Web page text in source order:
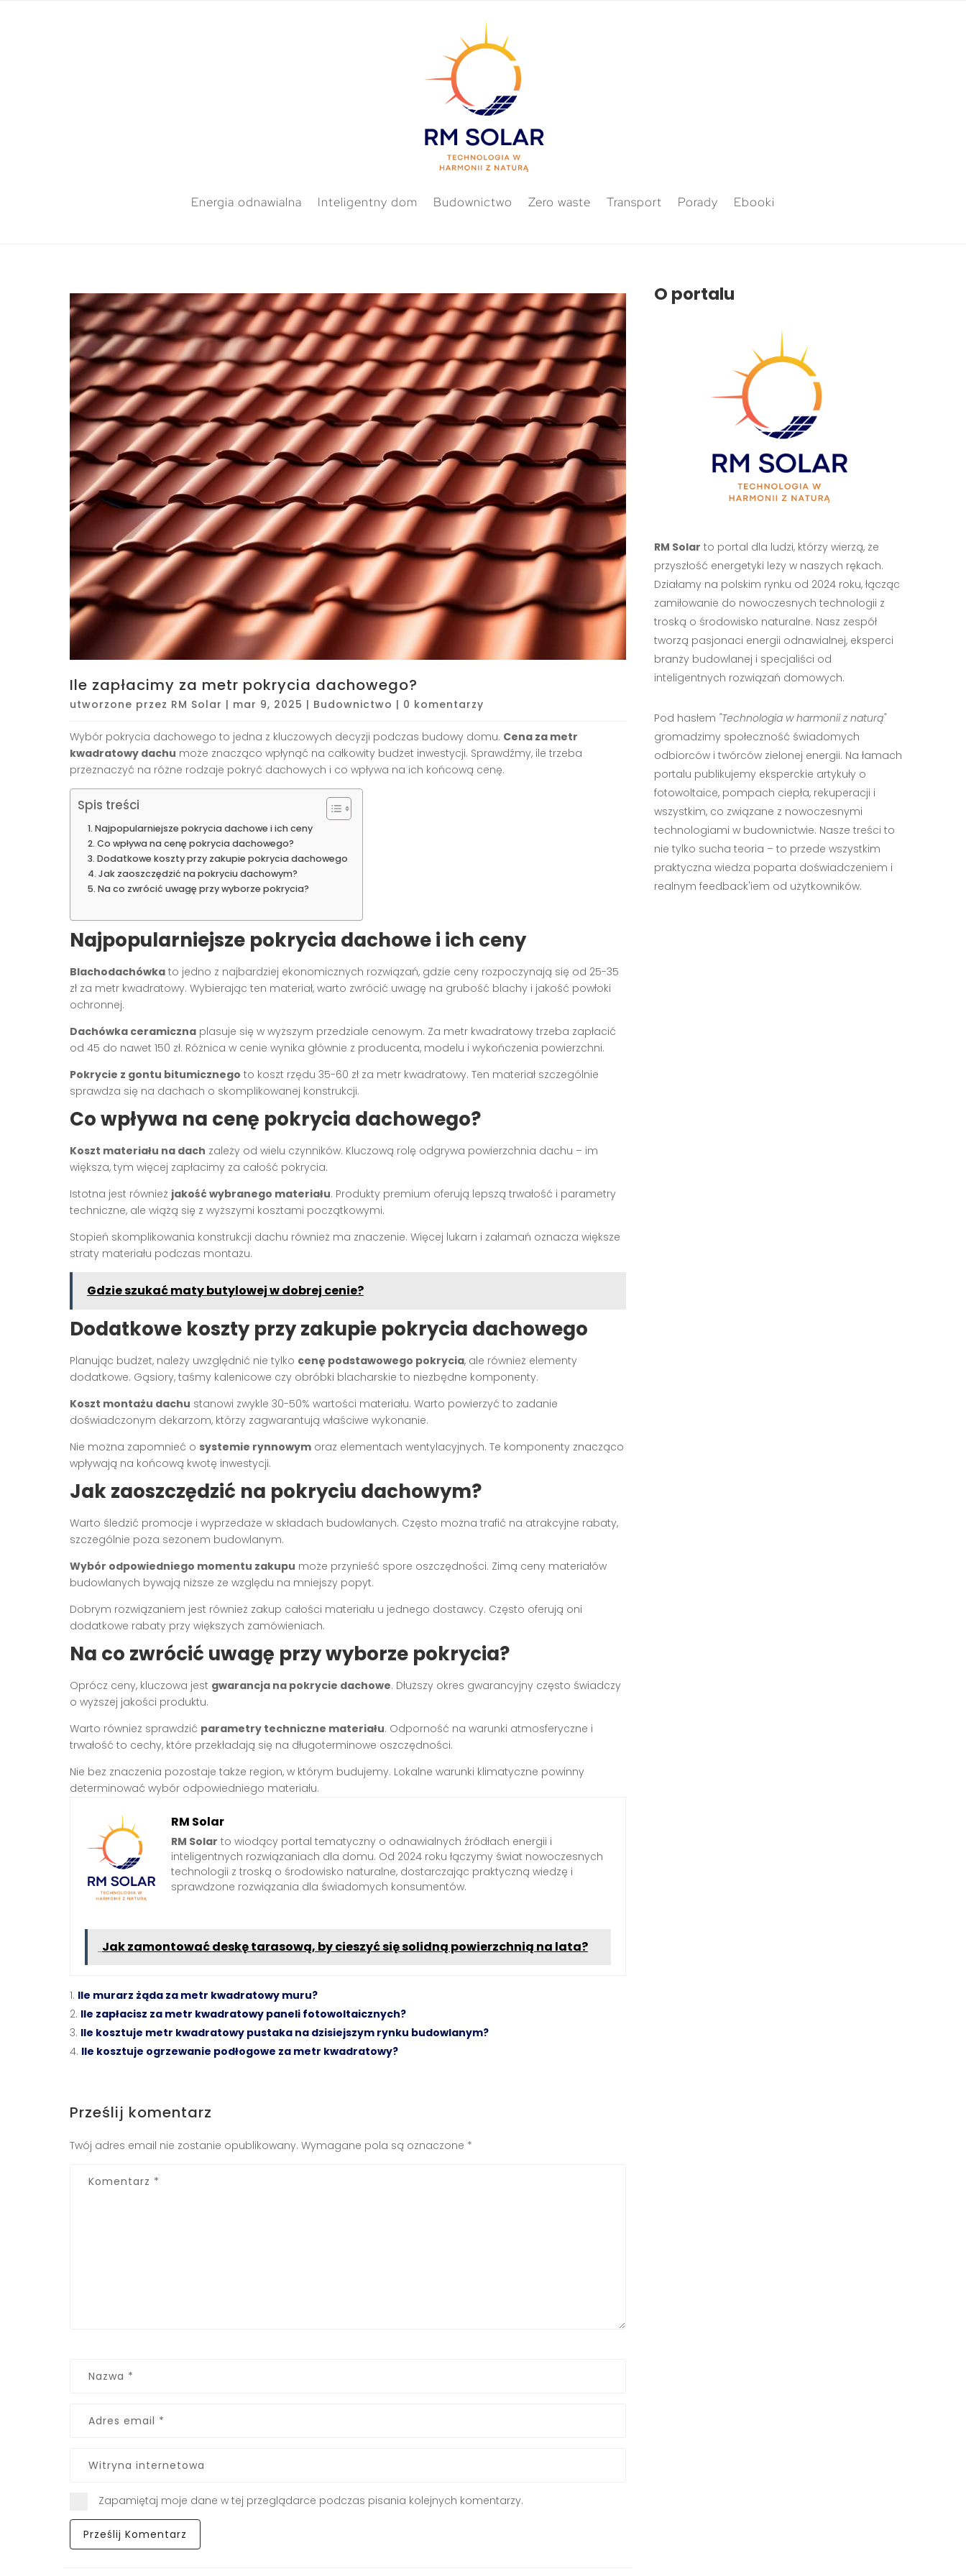
Energia odnawialna Inteligentny dom Budownictwo Zero waste Transport Porady Ebooki
Ile zapłacimy za metr pokrycia dachowego?
utworzone przez RM Solar | mar 9, 2025 | Budownictwo | 0 komentarzy
Wybór pokrycia dachowego to jedna z kluczowych decyzji podczas budowy domu. Cena za metr
kwadratowy dachu może znacząco wpłynąć na całkowity budżet inwestycji. Sprawdźmy, ile trzeba
przeznaczyć na różne rodzaje pokryć dachowych i co wpływa na ich końcową cenę.
Spis treści
Najpopularniejsze pokrycia dachowe i ich ceny
Co wpływa na cenę pokrycia dachowego?
Dodatkowe koszty przy zakupie pokrycia dachowego
Jak zaoszczędzić na pokryciu dachowym?
Na co zwrócić uwagę przy wyborze pokrycia?
Najpopularniejsze pokrycia dachowe i ich ceny
Blachodachówka to jedno z najbardziej ekonomicznych rozwiązań, gdzie ceny rozpoczynają się od 25-35
zł za metr kwadratowy. Wybierając ten materiał, warto zwrócić uwagę na grubość blachy i jakość powłoki
ochronnej.
Dachówka ceramiczna plasuje się w wyższym przedziale cenowym. Za metr kwadratowy trzeba zapłacić
od 45 do nawet 150 zł. Różnica w cenie wynika głównie z producenta, modelu i wykończenia powierzchni.
Pokrycie z gontu bitumicznego to koszt rzędu 35-60 zł za metr kwadratowy. Ten materiał szczególnie
sprawdza się na dachach o skomplikowanej konstrukcji.
Co wpływa na cenę pokrycia dachowego?
Koszt materiału na dach zależy od wielu czynników. Kluczową rolę odgrywa powierzchnia dachu – im
większa, tym więcej zapłacimy za całość pokrycia.
Istotna jest również jakość wybranego materiału. Produkty premium oferują lepszą trwałość i parametry
techniczne, ale wiążą się z wyższymi kosztami początkowymi.
Stopień skomplikowania konstrukcji dachu również ma znaczenie. Więcej lukarn i załamań oznacza większe
straty materiału podczas montażu.
Gdzie szukać maty butylowej w dobrej cenie?
Dodatkowe koszty przy zakupie pokrycia dachowego
Planując budżet, należy uwzględnić nie tylko cenę podstawowego pokrycia, ale również elementy
dodatkowe. Gąsiory, taśmy kalenicowe czy obróbki blacharskie to niezbędne komponenty.
Koszt montażu dachu stanowi zwykle 30-50% wartości materiału. Warto powierzyć to zadanie
doświadczonym dekarzom, którzy zagwarantują właściwe wykonanie.
Nie można zapomnieć o systemie rynnowym oraz elementach wentylacyjnych. Te komponenty znacząco
wpływają na końcową kwotę inwestycji.
Jak zaoszczędzić na pokryciu dachowym?
Warto śledzić promocje i wyprzedaże w składach budowlanych. Często można trafić na atrakcyjne rabaty,
szczególnie poza sezonem budowlanym.
Wybór odpowiedniego momentu zakupu może przynieść spore oszczędności. Zimą ceny materiałów
budowlanych bywają niższe ze względu na mniejszy popyt.
Dobrym rozwiązaniem jest również zakup całości materiału u jednego dostawcy. Często oferują oni
dodatkowe rabaty przy większych zamówieniach.
Na co zwrócić uwagę przy wyborze pokrycia?
Oprócz ceny, kluczowa jest gwarancja na pokrycie dachowe. Dłuższy okres gwarancyjny często świadczy
o wyższej jakości produktu.
Warto również sprawdzić parametry techniczne materiału. Odporność na warunki atmosferyczne i
trwałość to cechy, które przekładają się na długoterminowe oszczędności.
Nie bez znaczenia pozostaje także region, w którym budujemy. Lokalne warunki klimatyczne powinny
determinować wybór odpowiedniego materiału.
RM Solar
RM Solar to wiodący portal tematyczny o odnawialnych źródłach energii i
inteligentnych rozwiązaniach dla domu. Od 2024 roku łączymy świat nowoczesnych
technologii z troską o środowisko naturalne, dostarczając praktyczną wiedzę i
sprawdzone rozwiązania dla świadomych konsumentów.
Jak zamontować deskę tarasową, by cieszyć się solidną powierzchnią na lata?
Ile murarz żąda za metr kwadratowy muru?
Ile zapłacisz za metr kwadratowy paneli fotowoltaicznych?
Ile kosztuje metr kwadratowy pustaka na dzisiejszym rynku budowlanym?
Ile kosztuje ogrzewanie podłogowe za metr kwadratowy?
Prześlij komentarz
Twój adres email nie zostanie opublikowany. Wymagane pola są oznaczone *
Zapamiętaj moje dane w tej przeglądarce podczas pisania kolejnych komentarzy.
O portalu
RM Solar to portal dla ludzi, którzy wierzą, że
przyszłość energetyki leży w naszych rękach.
Działamy na polskim rynku od 2024 roku, łącząc
zamiłowanie do nowoczesnych technologii z
troską o środowisko naturalne. Nasz zespół
tworzą pasjonaci energii odnawialnej, eksperci
branży budowlanej i specjaliści od
inteligentnych rozwiązań domowych.
Pod hasłem "Technologia w harmonii z naturą"
gromadzimy społeczność świadomych
odbiorców i twórców zielonej energii. Na łamach
portalu publikujemy eksperckie artykuły o
fotowoltaice, pompach ciepła, rekuperacji i
wszystkim, co związane z nowoczesnymi
technologiami w budownictwie. Nasze treści to
nie tylko sucha teoria – to przede wszystkim
praktyczna wiedza poparta doświadczeniem i
realnym feedback'iem od użytkowników.